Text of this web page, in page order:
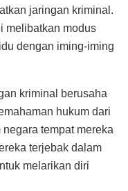
jaringan kriminal.
melibatkan modus
dengan iming-iming
kriminal berusaha
hukum dari
tempat mereka
terjebak dalam
melarikan diri